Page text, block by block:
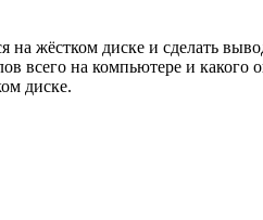
жёстком диске и сделать
всего на компьютере и
диске.